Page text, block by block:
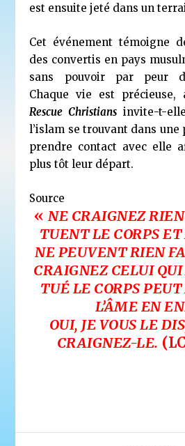
est ensuite jeté dans un
Cet événement témoigne
des convertis en pays
sans pouvoir par peur
Chaque vie est précieuse,
Rescue Christians invite-t-
l’islam se trouvant dans
prendre contact avec elle
plus tôt leur départ.
Source
« NE CRAIGNEZ
TUENT LE CORPS
NE PEUVENT RIEN
CRAIGNEZ CELUI QUI
TUÉ LE CORPS PEUT
L’ÂME EN
OUI, JE VOUS LE
CRAIGNEZ-LE.